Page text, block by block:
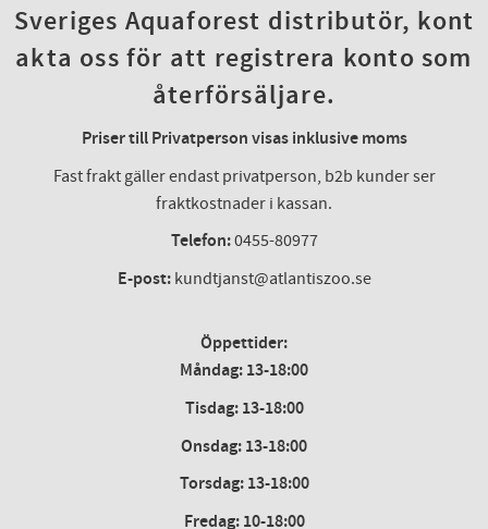
Sveriges Aquaforest distributör, kont
akta oss för att registrera konto som
återförsäljare.
Priser till Privatperson visas inklusive moms
Fast frakt gäller endast privatperson, b2b kunder ser
fraktkostnader i kassan.
Telefon:0455-80977
E-post:kundtjanst@atlantiszoo.se
Öppettider:
Måndag: 13-18:00
Tisdag: 13-18:00
Onsdag:13-18:00
Torsdag:13-18:00
Fredag:10-18:00